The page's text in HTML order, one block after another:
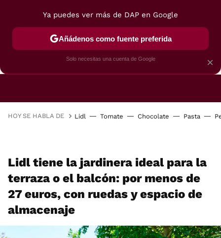
FREIDORAS DE AIRE GUÍAS DE
HOY SE HABLA DE Lidl Tomate Chocolate Pasta
Lidl tiene la jardinera ideal para la
terraza o el balcón: por menos de
27 euros, con ruedas y espacio de
almacenaje
×
Ya puedes ver más de DAP en Google
Añádenos como fuente preferida
Solo necesitas una cuenta de Google